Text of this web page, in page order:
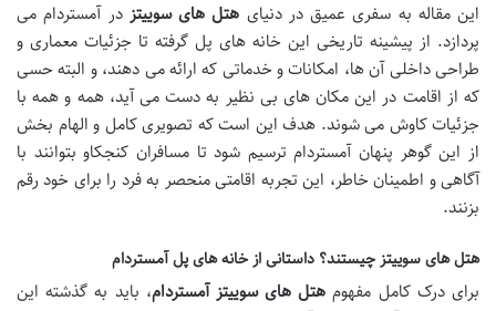
این مقاله به سفری عمیق در دنیای هتل های سوییتز در آمستردام می
پردازد. از پیشینه تاریخی این خانه های پل گرفته تا جزئیات معماری و
طراحی داخلی آن ها، امکانات و خدماتی که ارائه می دهند، و البته حسی
که از اقامت در این مکان های بی نظیر به دست می آید، همه و همه با
جزئیات کاوش می شوند. هدف این است که تصویری کامل و الهام بخش
از این گوهر پنهان آمستردام ترسیم شود تا مسافران کنجکاو بتوانند با
آگاهی و اطمینان خاطر، این تجربه اقامتی منحصر به فرد را برای خود رقم
بزنند.
هتل های سوییتز چیستند؟ داستانی از خانه های پل آمستردام
برای درک کامل مفهوم هتل های سوییتز آمستردام، باید به گذشته این